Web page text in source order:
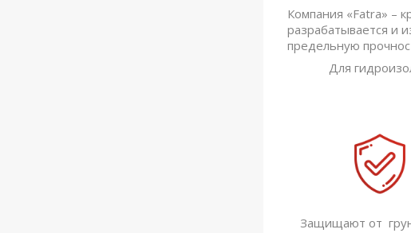
Компания «Fatra» –
разрабатывается и
предельную
Для
Защищают от